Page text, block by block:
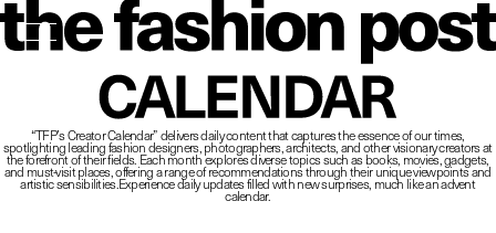
CALENDAR
“TFP’s Creator Calendar” delivers daily content that captures the essence of our times,
spotlighting leading fashion designers, photographers, architects, and other visionary creators at
the forefront of their fields.Each month explores diverse topics such as books, movies, gadgets,
and must-visit places,offering a range of recommendations through their unique viewpoints and
artistic sensibilities.Experience daily updates filled with new surprises, much like an advent
calendar.